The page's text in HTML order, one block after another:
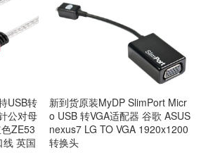
USB转
公对母
ZE53
线 英国
新到货原装MyDP SlimPort Micr
o USB 转VGA适配器 谷歌 ASUS
nexus7 LG TO VGA 1920x1200
转换头